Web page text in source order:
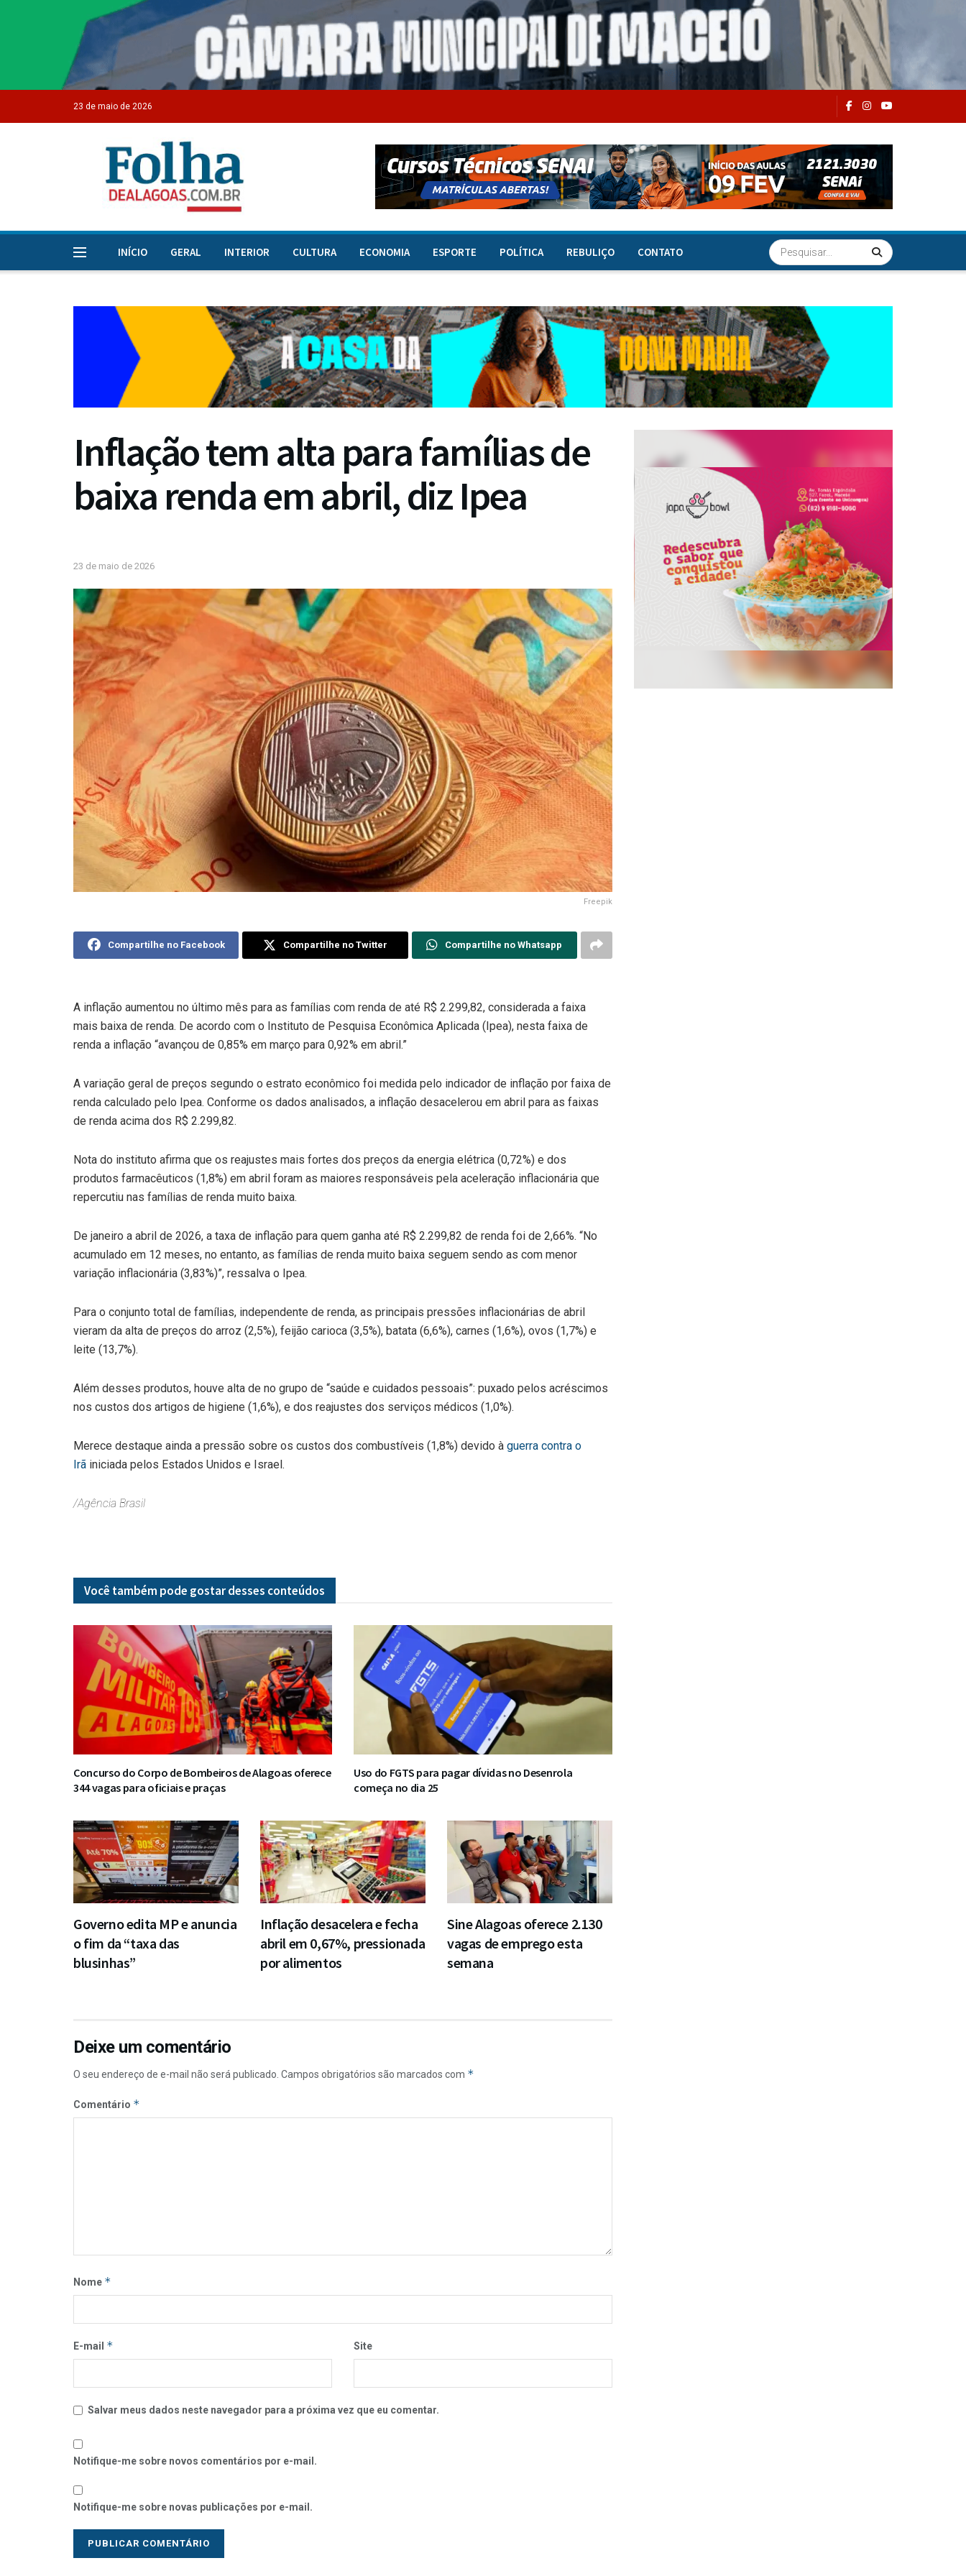
23 de maio de 2026
INÍCIO GERAL INTERIOR CULTURA ECONOMIA ESPORTE POLÍTICA REBULIÇO CONTATO
Inflação tem alta para famílias de
baixa renda em abril, diz Ipea
23 de maio de 2026
Freepik
Compartilhe no Facebook Compartilhe no Twitter Compartilhe no Whatsapp
A inflação aumentou no último mês para as famílias com renda de até R$ 2.299,82, considerada a faixa
mais baixa de renda. De acordo com o Instituto de Pesquisa Econômica Aplicada (Ipea), nesta faixa de
renda a inflação “avançou de 0,85% em março para 0,92% em abril.”
A variação geral de preços segundo o estrato econômico foi medida pelo indicador de inflação por faixa de
renda calculado pelo Ipea. Conforme os dados analisados, a inflação desacelerou em abril para as faixas
de renda acima dos R$ 2.299,82.
Nota do instituto afirma que os reajustes mais fortes dos preços da energia elétrica (0,72%) e dos
produtos farmacêuticos (1,8%) em abril foram as maiores responsáveis pela aceleração inflacionária que
repercutiu nas famílias de renda muito baixa.
De janeiro a abril de 2026, a taxa de inflação para quem ganha até R$ 2.299,82 de renda foi de 2,66%. “No
acumulado em 12 meses, no entanto, as famílias de renda muito baixa seguem sendo as com menor
variação inflacionária (3,83%)”, ressalva o Ipea.
Para o conjunto total de famílias, independente de renda, as principais pressões inflacionárias de abril
vieram da alta de preços do arroz (2,5%), feijão carioca (3,5%), batata (6,6%), carnes (1,6%), ovos (1,7%) e
leite (13,7%).
Além desses produtos, houve alta de no grupo de “saúde e cuidados pessoais”: puxado pelos acréscimos
nos custos dos artigos de higiene (1,6%), e dos reajustes dos serviços médicos (1,0%).
Merece destaque ainda a pressão sobre os custos dos combustíveis (1,8%) devido à guerra contra o
Irã iniciada pelos Estados Unidos e Israel.
/Agência Brasil
Você também pode gostar desses conteúdos
Concurso do Corpo de Bombeiros de Alagoas oferece
344 vagas para oficiais e praças
Uso do FGTS para pagar dívidas no Desenrola
começa no dia 25
Governo edita MP e anuncia
o fim da “taxa das
blusinhas”
Inflação desacelera e fecha
abril em 0,67%, pressionada
por alimentos
Sine Alagoas oferece 2.130
vagas de emprego esta
semana
Deixe um comentário
O seu endereço de e-mail não será publicado. Campos obrigatórios são marcados com *
Comentário *
Nome *
E-mail * Site
Salvar meus dados neste navegador para a próxima vez que eu comentar.
Notifique-me sobre novos comentários por e-mail.
Notifique-me sobre novas publicações por e-mail.